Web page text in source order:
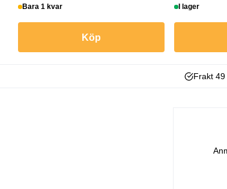
Bara 1 kvar
Köp
I lager
Frakt